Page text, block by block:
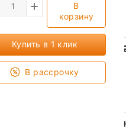
В
корзину
Купить в 1 клик
В рассрочку